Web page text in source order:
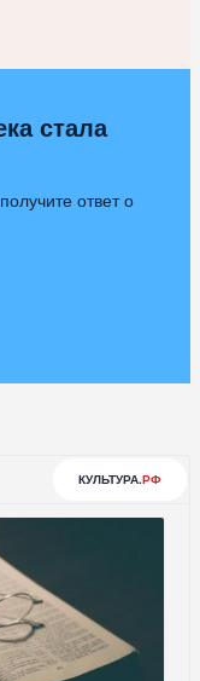
стала
ответ о